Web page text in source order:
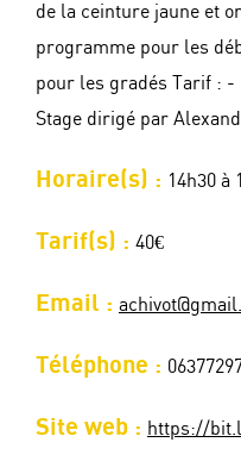
de la ceinture jaune et
programme pour les
pour les gradés Tarif : -
Stage dirigé par
Horaire(s) : 14h30 à
Tarif(s) : 40€
Email :
Téléphone :
Site web : https://